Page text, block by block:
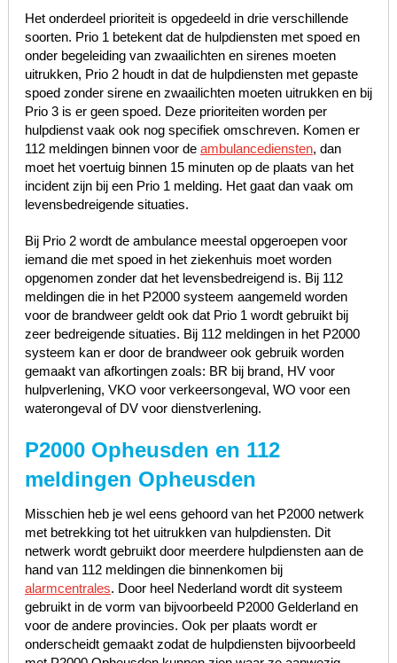
Het onderdeel prioriteit is opgedeeld in drie verschillende
soorten. Prio 1 betekent dat de hulpdiensten met spoed en
onder begeleiding van zwaailichten en sirenes moeten
uitrukken, Prio 2 houdt in dat de hulpdiensten met gepaste
spoed zonder sirene en zwaailichten moeten uitrukken en bij
Prio 3 is er geen spoed. Deze prioriteiten worden per
hulpdienst vaak ook nog specifiek omschreven. Komen er
112 meldingen binnen voor de ambulancediensten, dan
moet het voertuig binnen 15 minuten op de plaats van het
incident zijn bij een Prio 1 melding. Het gaat dan vaak om
levensbedreigende situaties.
Bij Prio 2 wordt de ambulance meestal opgeroepen voor
iemand die met spoed in het ziekenhuis moet worden
opgenomen zonder dat het levensbedreigend is. Bij 112
meldingen die in het P2000 systeem aangemeld worden
voor de brandweer geldt ook dat Prio 1 wordt gebruikt bij
zeer bedreigende situaties. Bij 112 meldingen in het P2000
systeem kan er door de brandweer ook gebruik worden
gemaakt van afkortingen zoals: BR bij brand, HV voor
hulpverlening, VKO voor verkeersongeval, WO voor een
waterongeval of DV voor dienstverlening.
P2000 Opheusden en 112
meldingen Opheusden
Misschien heb je wel eens gehoord van het P2000 netwerk
met betrekking tot het uitrukken van hulpdiensten. Dit
netwerk wordt gebruikt door meerdere hulpdiensten aan de
hand van 112 meldingen die binnenkomen bij
alarmcentrales. Door heel Nederland wordt dit systeem
gebruikt in de vorm van bijvoorbeeld P2000 Gelderland en
voor de andere provincies. Ook per plaats wordt er
onderscheidt gemaakt zodat de hulpdiensten bijvoorbeeld